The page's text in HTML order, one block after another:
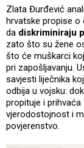
Zlata Đurđević
hrvatske propise o
da diskriminiraju
zato što su žene
što će muškarci
pri zapošljavanju.
savjesti liječnika
odbija u vojsku:
propituje i
vjerodostojnost i
povjerenstvo.